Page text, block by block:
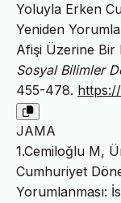
Yoluyla Erken
Yeniden
Afişi Üzerine Bir
Sosyal Bilimler
455-478.
JAMA
1.Cemiloğlu M,
Cumhuriyet
Yorumlanması: